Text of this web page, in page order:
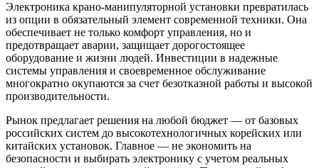
Электроника крано-манипуляторной установки превратилась
из опции в обязательный элемент современной техники. Она
обеспечивает не только комфорт управления, но и
предотвращает аварии, защищает дорогостоящее
оборудование и жизни людей. Инвестиции в надежные
системы управления и своевременное обслуживание
многократно окупаются за счет безотказной работы и высокой
производительности.
Рынок предлагает решения на любой бюджет — от базовых
российских систем до высокотехнологичных корейских или
китайских установок. Главное — не экономить на
безопасности и выбирать электронику с учетом реальных